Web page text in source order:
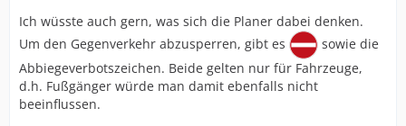
Ich wüsste auch gern, was sich die Planer dabei denken.
Um den Gegenverkehr abzusperren, gibt es
sowie die
Abbiegeverbotszeichen. Beide gelten nur für Fahrzeuge,
d.h. Fußgänger würde man damit ebenfalls nicht
beeinflussen.